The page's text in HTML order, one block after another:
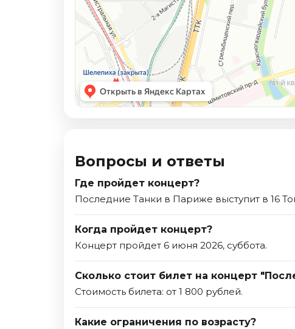
Вопросы и ответы
Где пройдет концерт?
Последние Танки в Париже выступит в 16
Когда пройдет концерт?
Концерт пройдет 6 июня 2026, суббота.
Сколько стоит билет на концерт
Стоимость билета: от 1 800 рублей.
Какие ограничения по возрасту?